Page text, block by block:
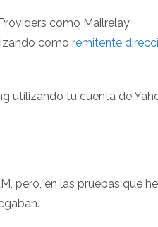
como Mailrelay,
como remitente
utilizando tu cuenta de
pero, en las pruebas que he